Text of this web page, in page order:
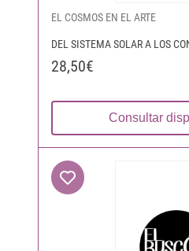
EL COSMOS EN EL ARTE
DEL SISTEMA SOLAR A LOS
28,50€
Consultar